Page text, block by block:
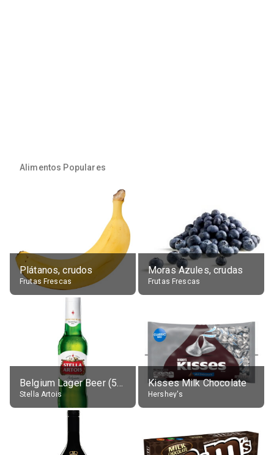
Alimentos Populares
Plátanos, crudos
Frutas Frescas
Moras Azules, crudas
Frutas Frescas
Belgium Lager Beer (5% alc.)
Stella Artois
Kisses Milk Chocolate
Hershey's